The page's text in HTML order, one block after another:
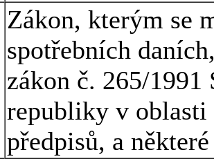
Zákon, kterým se
spotřebních
zákon č. 265/1991
republiky v oblasti
předpisů, a